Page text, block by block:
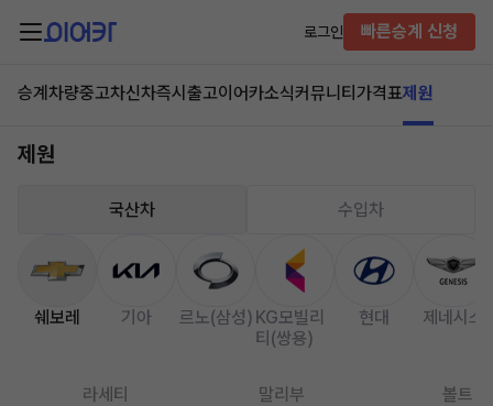
로그인 빠른승계 신청
승계차량중고차신차즉시출고이어카소식커뮤니티 가격표제원
제원
국산차 수입차
쉐보레 기아 르노(삼성) KG모빌리
티(쌍용)
현대 제네시스
라세티 말리부 볼트